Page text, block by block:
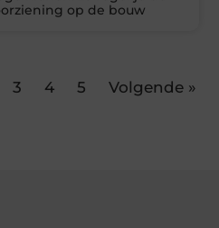
op de bouw
3 4 5 Volgende »